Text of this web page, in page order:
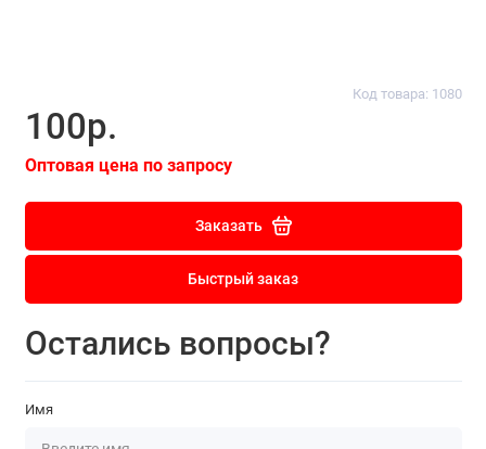
Код товара: 1080
100р.
Оптовая цена по запросу
Заказать
Быстрый заказ
Остались вопросы?
Имя